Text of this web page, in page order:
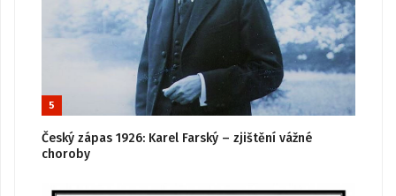
5
Český zápas 1926: Karel Farský – zjištění vážné
choroby